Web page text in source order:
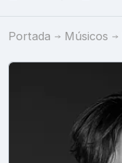
Portada Músicos